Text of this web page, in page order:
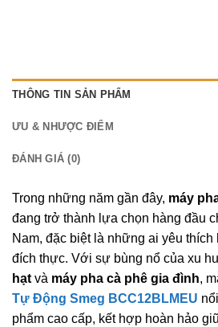
THÔNG TIN SẢN PHẨM
ƯU & NHƯỢC ĐIỂM
ĐÁNH GIÁ (0)
Trong những năm gần đây, máy
đang trở thành lựa chọn hàng đầu
Nam, đặc biệt là những ai yêu
đích thực. Với sự bùng nổ của xu
hạt và máy pha cà phê gia đình,
Tự Động Smeg BCC12BLMEU
phẩm cao cấp, kết hợp hoàn hảo